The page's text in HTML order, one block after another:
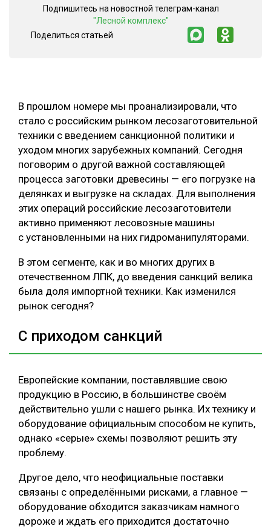
СУШКА ДРЕВЕСИНЫ
МЕБЕЛЬНОЕ ПРОИЗВОДСТВО
В прошлом номере мы проанализировали, что
стало с российским рынком лесозаготовительной
техники с введением санкционной политики и
уходом многих зарубежных компаний. Сегодня
поговорим о другой важной составляющей
процесса заготовки древесины — его погрузке на
делянках и выгрузке на складах. Для выполнения
этих операций российские лесозаготовители
активно применяют лесовозные машины
с установленными на них гидроманипуляторами.
В этом сегменте, как и во многих других в
отечественном ЛПК, до введения санкций велика
была доля импортной техники. Как изменился
рынок сегодня?
С приходом санкций
Европейские компании, поставлявшие свою
продукцию в Россию, в большинстве своём
действительно ушли с нашего рынка. Их технику и
оборудование официальным способом не купить,
однако «серые» схемы позволяют решить эту
проблему.
Другое дело, что неофициальные поставки
связаны с определёнными рисками, а главное —
оборудование обходится заказчикам намного
дороже и ждать его приходится достаточно
Подпишитесь на новостной телеграм-канал
"Лесной комплекс"
Поделиться статьей